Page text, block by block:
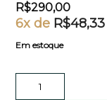
R$290,00
6x de R$48,33
Em estoque